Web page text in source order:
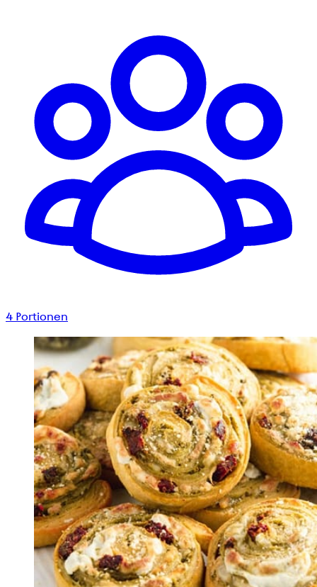
4 Portionen